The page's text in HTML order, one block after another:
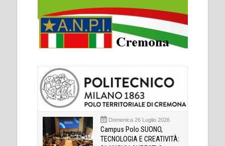
Domenica 26 Luglio 2026
Campus Polo SUONO,
TECNOLOGIA E CREATIVITÀ: